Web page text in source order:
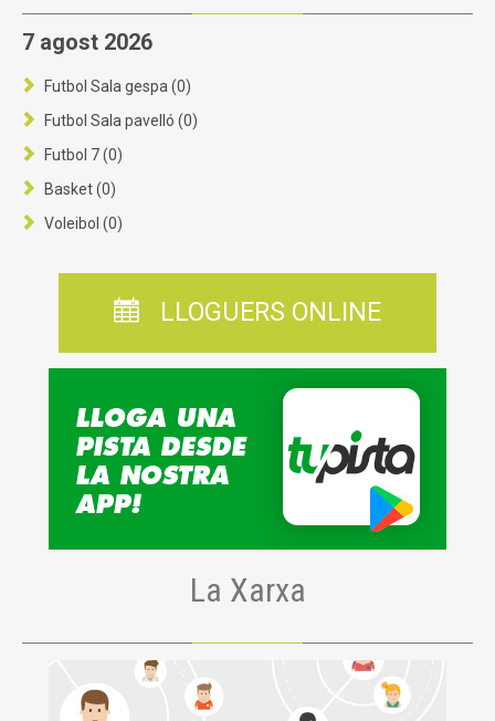
7 agost 2026
Futbol Sala gespa (0)
Futbol Sala pavelló (0)
Futbol 7 (0)
Basket (0)
Voleibol (0)
 LLOGUERS ONLINE
La Xarxa